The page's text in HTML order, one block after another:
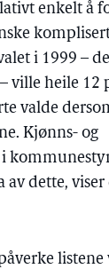
enkelt å
i 1999 –
ville heile 12
valde
Kjønns- og
i
dette, viser